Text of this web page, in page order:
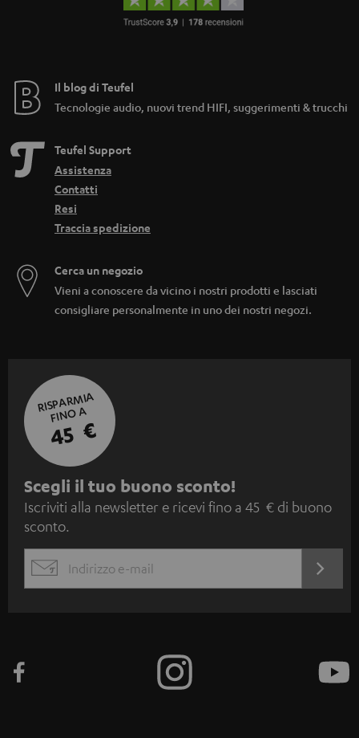
Il blog di Teufel
Tecnologie audio, nuovi trend HIFI, suggerimenti & trucchi
Teufel Support
Assistenza
Contatti
Resi
Traccia spedizione
Cerca un negozio
Vieni a conoscere da vicino i nostri prodotti e lasciati
consigliare personalmente in uno dei nostri negozi.
RISPARMIA
FINO A
45 €
I
s
c
i
n
Scegli il tuo buono sconto!
Iscriviti alla newsletter e ricevi fino a 45 € di buono
sconto.
EMAIL
ORA